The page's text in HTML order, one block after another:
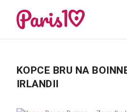
KOPCE BRU NA
IRLANDII